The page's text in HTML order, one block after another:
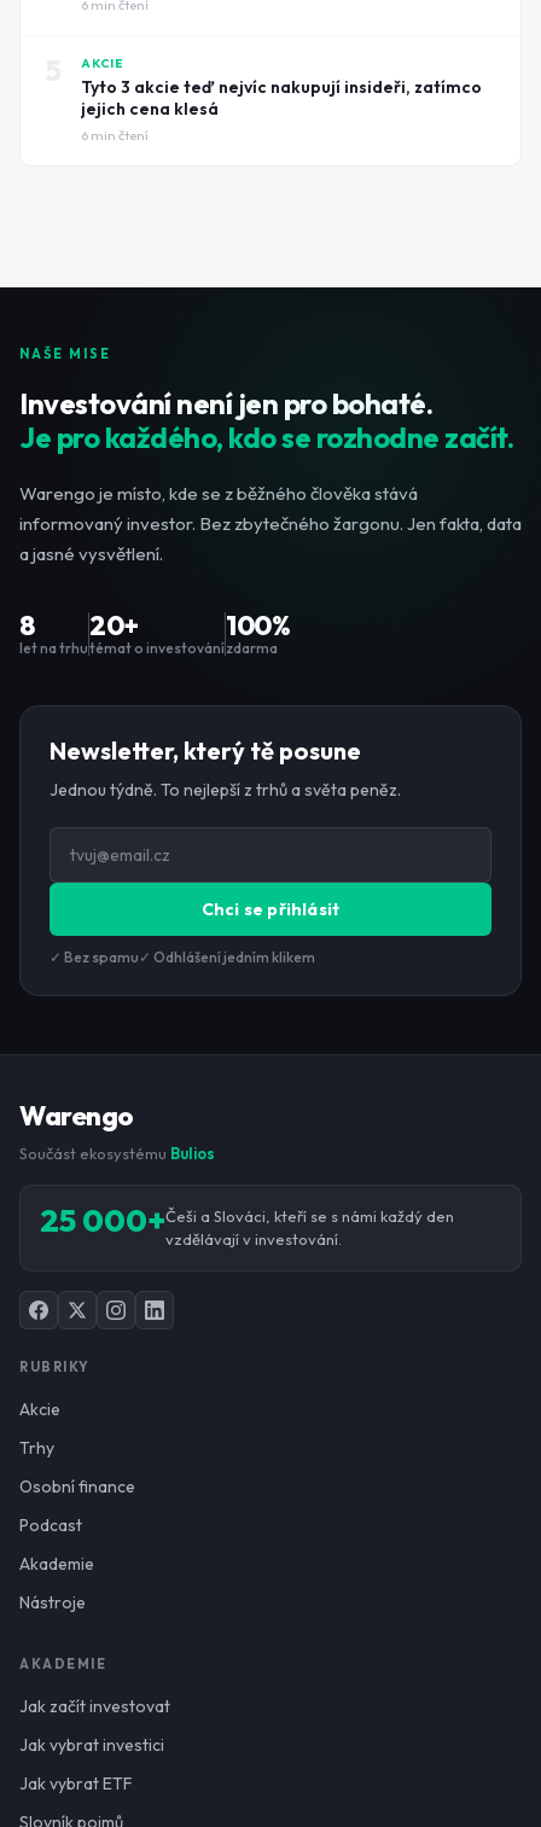
6 min čtení
AKCIE
Tyto 3 akcie teď nejvíc nakupují insideři, zatímco
jejich cena klesá
6 min čtení
NAŠE MISE
Investování není jen pro bohaté.
Je pro každého, kdo se rozhodne začít.
Warengo je místo, kde se z běžného člověka stává
informovaný investor. Bez zbytečného žargonu. Jen fakta, data
a jasné vysvětlení.
8
let na trhu
20+
témat o investování
100%
zdarma
Newsletter, který tě posune
Jednou týdně. To nejlepší z trhů a světa peněz.
Chci se přihlásit
✓ Bez spamu ✓ Odhlášení jedním klikem
Warengo
Součást ekosystému Bulios
25 000+Češi a Slováci, kteří se s námi každý den
vzdělávají v investování.
RUBRIKY
Akcie
Trhy
Osobní finance
Podcast
Akademie
Nástroje
AKADEMIE
Jak začít investovat
Jak vybrat investici
Jak vybrat ETF
Slovník pojmů